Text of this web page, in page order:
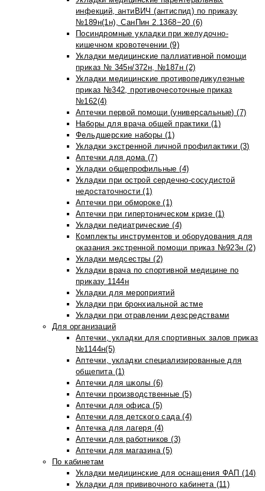
инфекций, антиВИЧ (антиспид) по приказу
№189н(1н), СанПин 2.1368−20 (6)
Посиндромные укладки при желудочно-
кишечном кровотечении (9)
Укладки медицинские паллиативной помощи
приказ № 345н/372н, №187н (2)
Укладки медицинские противопедикулезные
приказ №342, противочесоточные приказ
№162(4)
Аптечки первой помощи (универсальные) (7)
Наборы для врача общей практики (1)
Фельдшерские наборы (1)
Укладки экстренной личной профилактики (3)
Аптечки для дома (7)
Укладки общепрофильные (4)
Укладки при острой сердечно-сосудистой
недостаточности (1)
Аптечки при обмороке (1)
Аптечки при гипертоническом кризе (1)
Укладки педиатрические (4)
Комплекты инструментов и оборудования для
оказания экстренной помощи приказ №923н (2)
Укладки медсестры (2)
Укладки врача по спортивной медицине по
приказу 1144н
Укладки для мероприятий
Укладки при бронхиальной астме
Укладки при отравлении дезсредствами
Для организаций
Аптечки, укладки для спортивных залов приказ
№1144н(5)
Аптечки, укладки специализированные для
общепита (1)
Аптечки для школы (6)
Аптечки производственные (5)
Аптечки для офиса (5)
Аптечки для детского сада (4)
Аптечка для лагеря (4)
Аптечки для работников (3)
Аптечки для магазина (5)
По кабинетам
Укладки медицинские для оснащения ФАП (14)
Укладки для прививочного кабинета (11)